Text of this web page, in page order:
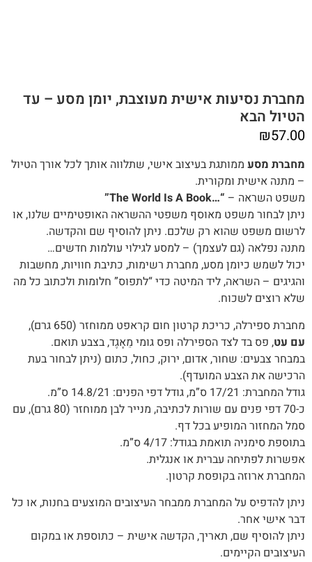
מחברת נסיעות אישית מעוצבת, יומן מסע – עד
הטיול הבא
₪57.00
מחברת מסע‬ממותגת בעיצוב אישי, שתלווה אותך לכל אורך הטיול
– מתנה אישית ומקורית.
משפט‭ ‬השראה –
“…The World Is A Book”
‬לרשום‭ ‬משפט‭ ‬שהוא רק שלכם. ניתן להוסיף שם והקדשה.
מתנה‭ ‬נפלאה (‬גם‭ ‬לעצמך) – למסע לגילוי עולמות חדשים‭…‬
‬שלא‭ ‬רוצים‭ ‬לשכוח‭.‬
מחברת ספירלה, כריכת קרטון חום קראפט ממוחזר (650 גרם),
עם עט, פס בד לצד הספירלה ופס גומי מֵאָגֶד, בצבע תואם.
במבחר צבעים: שחור, אדום, ירוק, כחול, כתום (ניתן לבחור בעת
הרכישה את הצבע המועדף).
גודל המחברת: 17/21 ס”מ, גודל דפי הפנים: 14.8/21 ס”מ.
כ-70 דפי פנים עם שורות לכתיבה, מנייר לבן ממוחזר (80 גרם), עם
סמל המחזור המופיע בכל דף.
בתוספת סימניה תואמת בגודל: 4/17 ס”מ.
אפשרות לפתיחה עברית או אנגלית.
המחברת ארוזה בקופסת קרטון.
‬דבר‭ ‬אישי‭ ‬אחר‭.‬
ניתן‭ ‬להוסיף‭ ‬שם‭,‬ תאריך, ‬הקדשה‭ ‬אישית – כתוספת או במקום
העיצובים הקיימים.